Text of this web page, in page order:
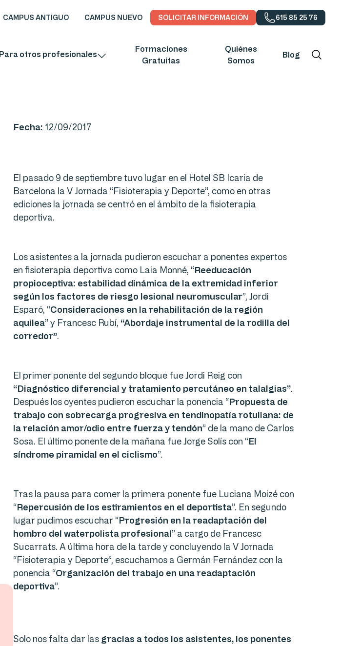
CAMPUS ANTIGUO CAMPUS NUEVO SOLICITAR INFORMACIÓN 615 85 25 76
Para otros profesionales
Formaciones
Gratuitas
Quiénes
Somos
Blog
Fecha: 12/09/2017
El pasado 9 de septiembre tuvo lugar en el Hotel SB Icaria de
Barcelona la V Jornada “Fisioterapia y Deporte”, como en otras
ediciones la jornada se centró en el ámbito de la fisioterapia
deportiva.
Los asistentes a la jornada pudieron escuchar a ponentes expertos
en fisioterapia deportiva como Laia Monné, “Reeducación
propioceptiva: estabilidad dinámica de la extremidad inferior
según los factores de riesgo lesional neuromuscular”, Jordi
Esparó, “Consideraciones en la rehabilitación de la región
aquilea” y Francesc Rubí, “Abordaje instrumental de la rodilla del
corredor”.
El primer ponente del segundo bloque fue Jordi Reig con
“Diagnóstico diferencial y tratamiento percutáneo en talalgias”.
Después los oyentes pudieron escuchar la ponencia “Propuesta de
trabajo con sobrecarga progresiva en tendinopatía rotuliana: de
la relación amor/odio entre fuerza y tendón” de la mano de Carlos
Sosa. El último ponente de la mañana fue Jorge Solís con “El
síndrome piramidal en el ciclismo”.
Tras la pausa para comer la primera ponente fue Luciana Moizé con
“Repercusión de los estiramientos en el deportista”. En segundo
lugar pudimos escuchar “Progresión en la readaptación del
hombro del waterpolista profesional” a cargo de Francesc
Sucarrats. A última hora de la tarde y concluyendo la V Jornada
“Fisioterapia y Deporte”, escuchamos a Germán Fernández con la
ponencia “Organización del trabajo en una readaptación
deportiva”.
Solo nos falta dar las gracias a todos los asistentes, los ponentes